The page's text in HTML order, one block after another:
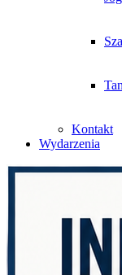
Kontakt
Wydarzenia